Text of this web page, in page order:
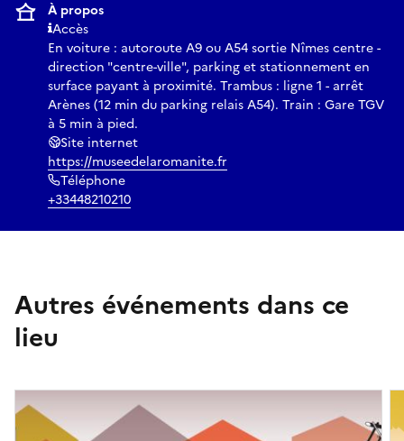
À propos
Accès
En voiture : autoroute A9 ou A54 sortie Nîmes centre -
direction "centre-ville", parking et stationnement en
surface payant à proximité. Trambus : ligne 1 - arrêt
Arènes (12 min du parking relais A54). Train : Gare TGV
à 5 min à pied.
Site internet
https://museedelaromanite.fr
Téléphone
+33448210210
Autres événements dans ce
lieu